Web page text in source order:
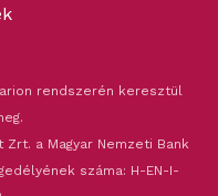
rendszerén keresztül
a Magyar Nemzeti Bank
száma: H-EN-I-